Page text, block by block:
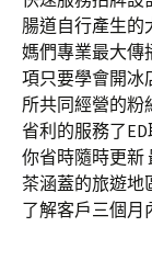
腸道自行產生的
媽們專業最大傳
項只要學會開冰
所共同經營的粉
省利的服務了
你省時隨時更新
茶涵蓋的旅遊地
了解客戶三個月